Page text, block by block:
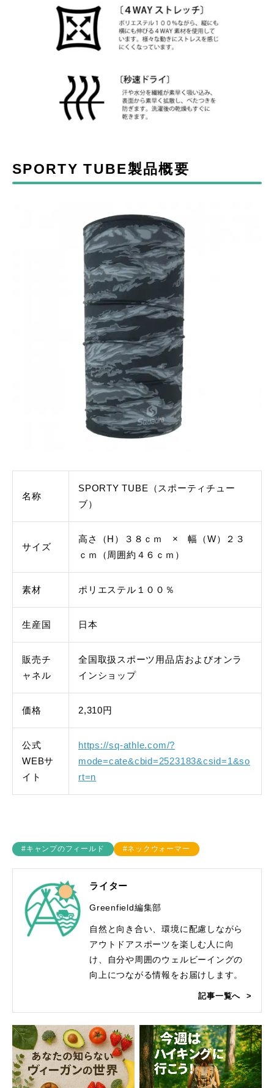
SPORTY TUBE製品概要
名称
SPORTY TUBE（スポーティチュー
ブ）
サイズ
高さ（H）３８ｃｍ × 幅（W）２３
ｃｍ（周囲約４６ｃｍ）
素材 ポリエステル１００％
生産国 日本
販売チ
ャネル
全国取扱スポーツ用品店およびオンラ
インショップ
価格 2,310円
公式
WEBサ
イト
https://sq-athle.com/?
mode=cate&cbid=2523183&csid=1&so
rt=n
#キャンプのフィールド #ネックウォーマー
ライター
Greenfield編集部
自然と向き合い、環境に配慮しながら
アウトドアスポーツを楽しむ人に向
け、自分や周囲のウェルビーイングの
向上につながる情報をお届けします。
記事一覧へ